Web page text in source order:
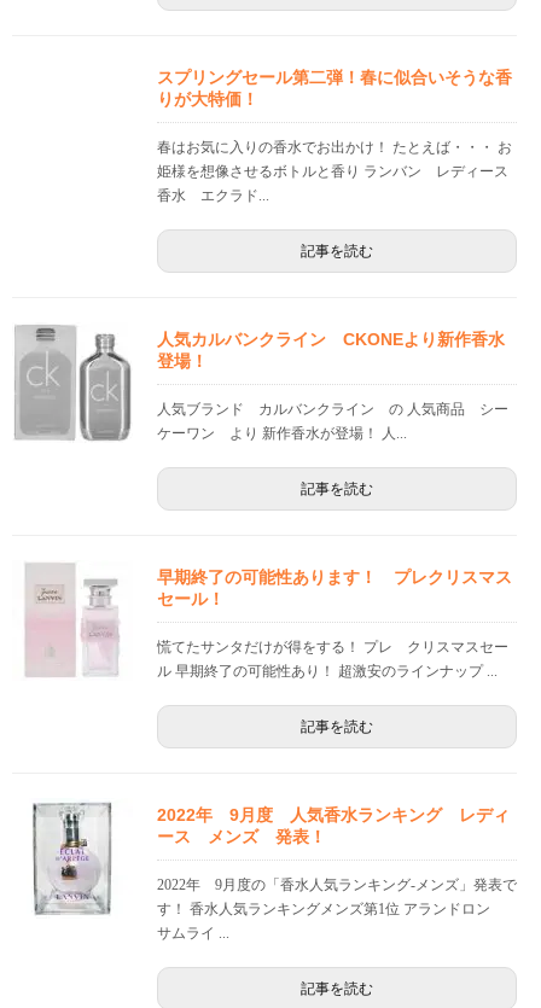
スプリングセール第二弾！春に似合いそうな香
りが大特価！
春はお気に入りの香水でお出かけ！ たとえば・・・ お
姫様を想像させるボトルと香り ランバン レディース
香水 エクラド...
記事を読む
人気カルバンクライン CKONEより新作香水
登場！
人気ブランド カルバンクライン の 人気商品 シー
ケーワン より 新作香水が登場！ 人...
記事を読む
早期終了の可能性あります！ プレクリスマス
セール！
慌てたサンタだけが得をする！ プレ クリスマスセー
ル 早期終了の可能性あり！ 超激安のラインナップ ...
記事を読む
2022年 9月度 人気香水ランキング レディ
ース メンズ 発表！
2022年 9月度の「香水人気ランキング-メンズ」発表で
す！ 香水人気ランキングメンズ第1位 アランドロン
サムライ ...
記事を読む